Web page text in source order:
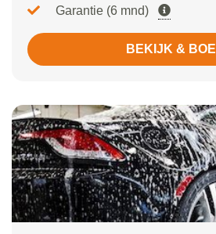
Garantie (6 mnd)
BEKIJK &